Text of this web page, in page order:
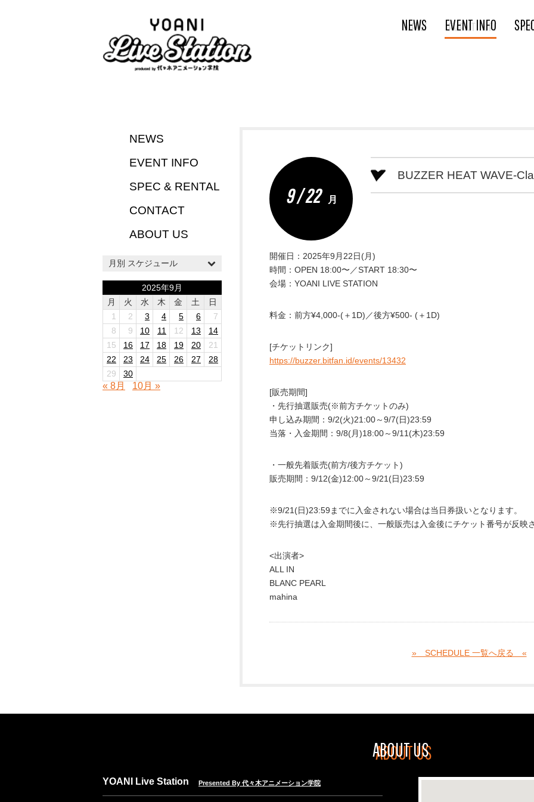
NEWS EVENT INFO
NEWS
EVENT INFO
SPEC & RENTAL
CONTACT
ABOUT US
月別 スケジュール
2025年9月
月
火 水 木 金 土
日
1
2 3 4 5 6
7
8
9 10 11 12 13
14
15
16 17 18 19 20
21
22
23 24 25 26 27
28
29
30
« 8月 10月 »
9 / 22 月
BUZZER HEAT WAVE-
開催日：2025年9月22日(月)
時間：OPEN 18:00〜／START 18:30〜
会場：YOANI LIVE STATION
料金：前方¥4,000-(＋1D)／後方¥500- (＋1D)
[チケットリンク]
https://buzzer.bitfan.id/events/13432
[販売期間]
・先行抽選販売(※前方チケットのみ)
申し込み期間：9/2(火)21:00～9/7(日)23:59
当落・入金期間：9/8(月)18:00～9/11(木)23:59
・一般先着販売(前方/後方チケット)
販売期間：9/12(金)12:00～9/21(日)23:59
※9/21(日)23:59までに入金されない場合は当日券扱いとなります。
※先行抽選は入金期間後に、一般販売は入金後にチケット番号が反映
<出演者>
ALL IN
BLANC PEARL
mahina
» SCHEDULE 一覧へ戻る «
ABOUT US
YOANI Live Station Presented By 代々木アニメーション学院